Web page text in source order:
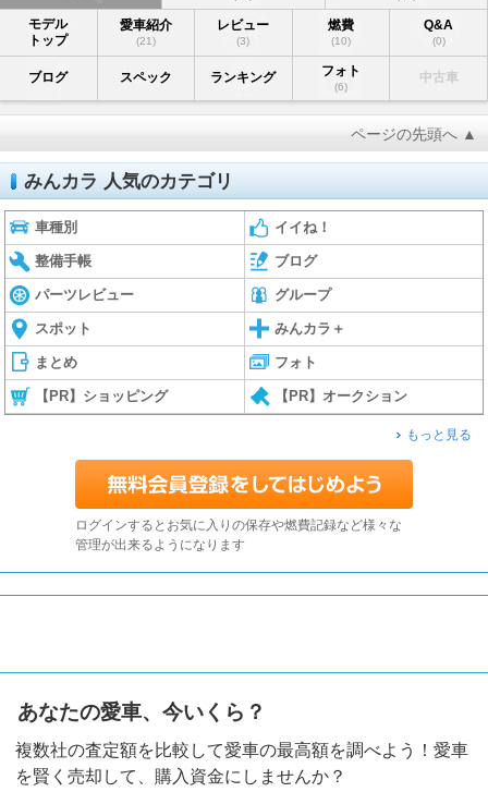
モデル
トップ
愛車紹介
(21)
レビュー
(3)
燃費
(10)
Q&A
(0)
ブログ スペック ランキング フォト
(6)
中古車
ページの先頭へ ▲
みんカラ 人気のカテゴリ
車種別 イイね！
整備手帳 ブログ
パーツレビュー グループ
スポット みんカラ＋
まとめ フォト
【PR】ショッピング 【PR】オークション
もっと見る
ログインするとお気に入りの保存や燃費記録など様々な
管理が出来るようになります
あなたの愛車、今いくら？
複数社の査定額を比較して愛車の最高額を調べよう！愛車
を賢く売却して、購入資金にしませんか？